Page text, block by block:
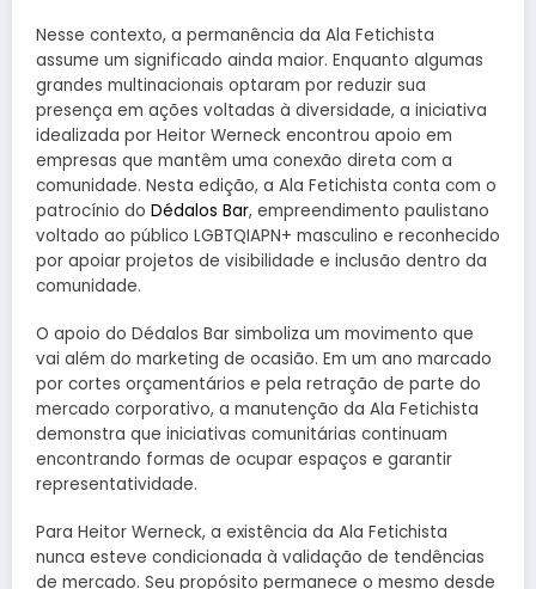
Nesse contexto, a permanência da Ala Fetichista
assume um significado ainda maior. Enquanto algumas
grandes multinacionais optaram por reduzir sua
presença em ações voltadas à diversidade, a iniciativa
idealizada por Heitor Werneck encontrou apoio em
empresas que mantêm uma conexão direta com a
comunidade. Nesta edição, a Ala Fetichista conta com o
patrocínio do Dédalos Bar, empreendimento paulistano
voltado ao público LGBTQIAPN+ masculino e reconhecido
por apoiar projetos de visibilidade e inclusão dentro da
comunidade.
O apoio do Dédalos Bar simboliza um movimento que
vai além do marketing de ocasião. Em um ano marcado
por cortes orçamentários e pela retração de parte do
mercado corporativo, a manutenção da Ala Fetichista
demonstra que iniciativas comunitárias continuam
encontrando formas de ocupar espaços e garantir
representatividade.
Para Heitor Werneck, a existência da Ala Fetichista
nunca esteve condicionada à validação de tendências
de mercado. Seu propósito permanece o mesmo desde